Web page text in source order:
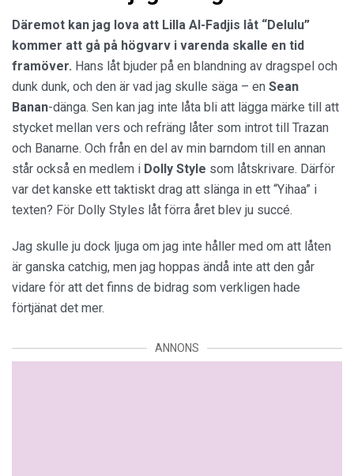
Däremot kan jag lova att Lilla Al-Fadjis låt “Delulu”
kommer att gå på högvarv i varenda skalle en tid
framöver. Hans låt bjuder på en blandning av dragspel och
dunk dunk, och den är vad jag skulle säga – en Sean
Banan-dänga. Sen kan jag inte låta bli att lägga märke till att
stycket mellan vers och refräng låter som introt till Trazan
och Banarne. Och från en del av min barndom till en annan
står också en medlem i Dolly Style som låtskrivare. Därför
var det kanske ett taktiskt drag att slänga in ett “Yihaa” i
texten? För Dolly Styles låt förra året blev ju succé.
Jag skulle ju dock ljuga om jag inte håller med om att låten
är ganska catchig, men jag hoppas ändå inte att den går
vidare för att det finns de bidrag som verkligen hade
förtjänat det mer.
ANNONS